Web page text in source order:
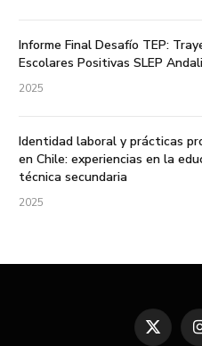
Informe Final Desafío TEP:
Escolares Positivas SLEP
2025
Identidad laboral y prácticas
en Chile: experiencias en la
técnica secundaria
2025
X